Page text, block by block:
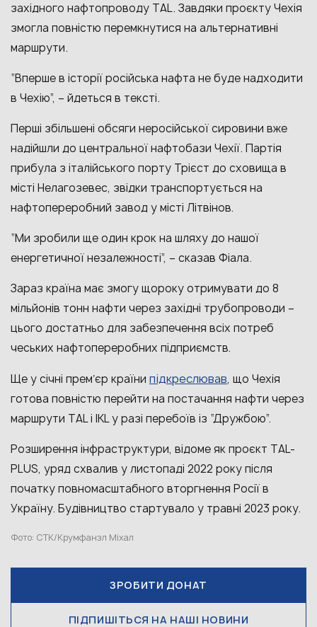
західного нафтопроводу TAL. Завдяки проєкту Чехія
змогла повністю перемкнутися на альтернативні
маршрути.
“Вперше в історії російська нафта не буде надходити
в Чехію”, – йдеться в тексті.
Перші збільшені обсяги неросійської сировини вже
надійшли до центральної нафтобази Чехії. Партія
прибула з італійського порту Трієст до сховища в
місті Нелагозевес, звідки транспортується на
нафтопереробний завод у місті Літвінов.
“Ми зробили ще один крок на шляху до нашої
енергетичної незалежності”, – сказав Фіала.
Зараз країна має змогу щороку отримувати до 8
мільйонів тонн нафти через західні трубопроводи –
цього достатньо для забезпечення всіх потреб
чеських нафтопереробних підприємств.
Ще у січні премʼєр країни підкреслював, що Чехія
готова повністю перейти на постачання нафти через
маршрути TAL і IKL у разі перебоїв із “Дружбою”.
Розширення інфраструктури, відоме як проєкт TAL-
PLUS, уряд схвалив у листопаді 2022 року після
початку повномасштабного вторгнення Росії в
Україну. Будівництво стартувало у травні 2023 року.
Фото: CTK/Крумфанзл Міхал
ЗРОБИТИ ДОНАТ
ПІДПИШІТЬСЯ НА НАШІ НОВИНИ